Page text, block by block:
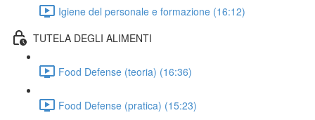
Igiene del personale e formazione (16:12)
TUTELA DEGLI ALIMENTI
Food Defense (teoria) (16:36)
Food Defense (pratica) (15:23)